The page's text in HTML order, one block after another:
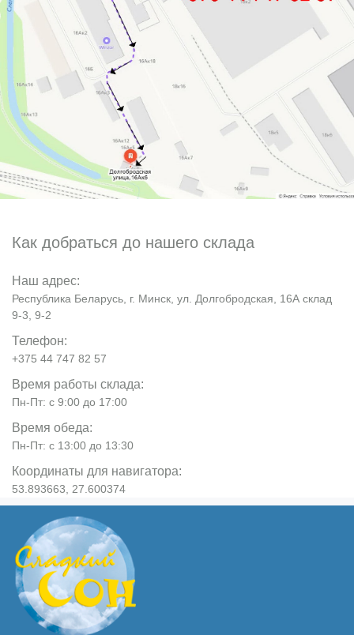
Как добраться до нашего склада
Наш адрес:
Республика Беларусь, г. Минск, ул. Долгобродская, 16А склад
9-3, 9-2
Телефон:
+375 44 747 82 57
Время работы склада:
Пн-Пт: с 9:00 до 17:00
Время обеда:
Пн-Пт: с 13:00 до 13:30
Координаты для навигатора:
53.893663, 27.600374